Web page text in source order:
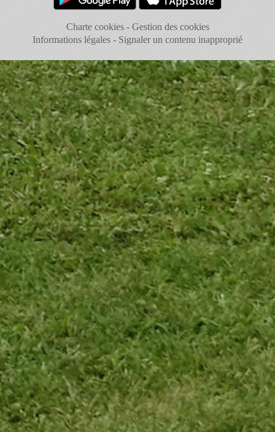
Charte cookies
Gestion des cookies
Informations légales
Signaler un contenu inapproprié